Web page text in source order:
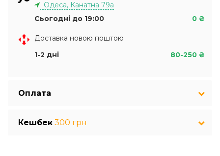
Одеса, Канатна 79а
Сьогодні до 19:00
0 ₴
Доставка новою поштою
1-2 дні
80-250 ₴
Оплата
Кешбек 300 грн